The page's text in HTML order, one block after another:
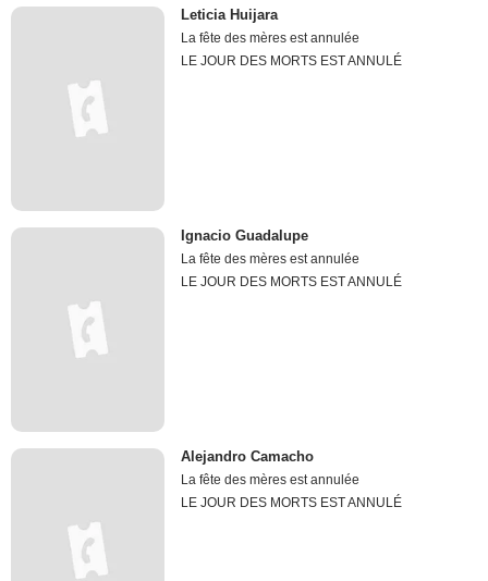
Leticia Huijara
La fête des mères est annulée
LE JOUR DES MORTS EST ANNULÉ
Ignacio Guadalupe
La fête des mères est annulée
LE JOUR DES MORTS EST ANNULÉ
Alejandro Camacho
La fête des mères est annulée
LE JOUR DES MORTS EST ANNULÉ